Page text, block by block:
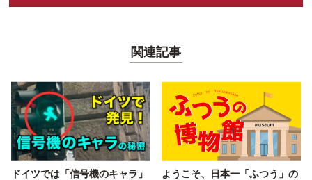
関連記事
ドイツでは「信号機のキャラ」
ようこそ、日本一「ふつう」の